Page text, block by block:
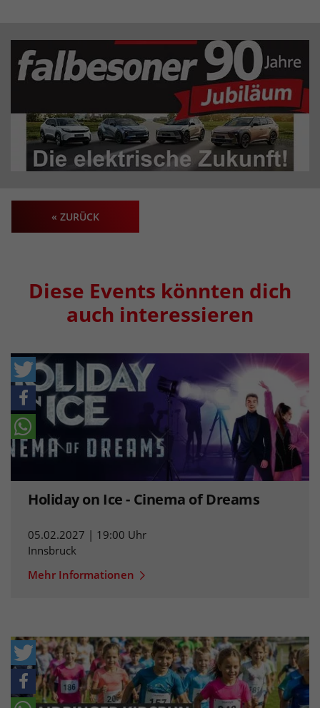
« ZURÜCK
Diese Events könnten dich
auch interessieren
Holiday on Ice - Cinema of Dreams
05.02.2027 | 19:00 Uhr
Innsbruck
Mehr Informationen